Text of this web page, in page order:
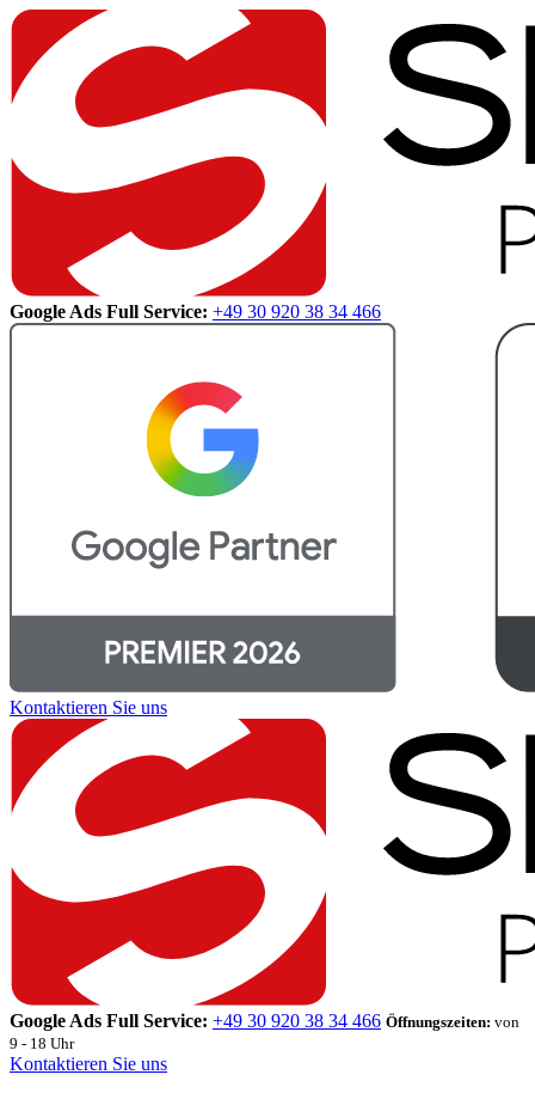
Google Ads Full Service: +49 30 920 38 34 466
Kontaktieren Sie uns
Google Ads Full Service: +49 30 920 38 34 466 Öffnungszeiten: von
9 - 18 Uhr
Kontaktieren Sie uns